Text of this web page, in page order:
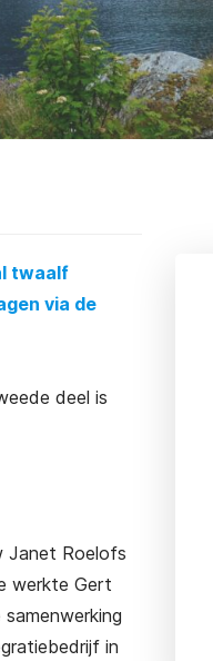
twaalf
via de
deel is
Janet Roelofs
werkte Gert
in